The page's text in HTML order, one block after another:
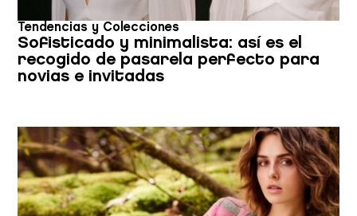
Tendencias y Colecciones
Sofisticado y minimalista: así es el
recogido de pasarela perfecto para
novias e invitadas